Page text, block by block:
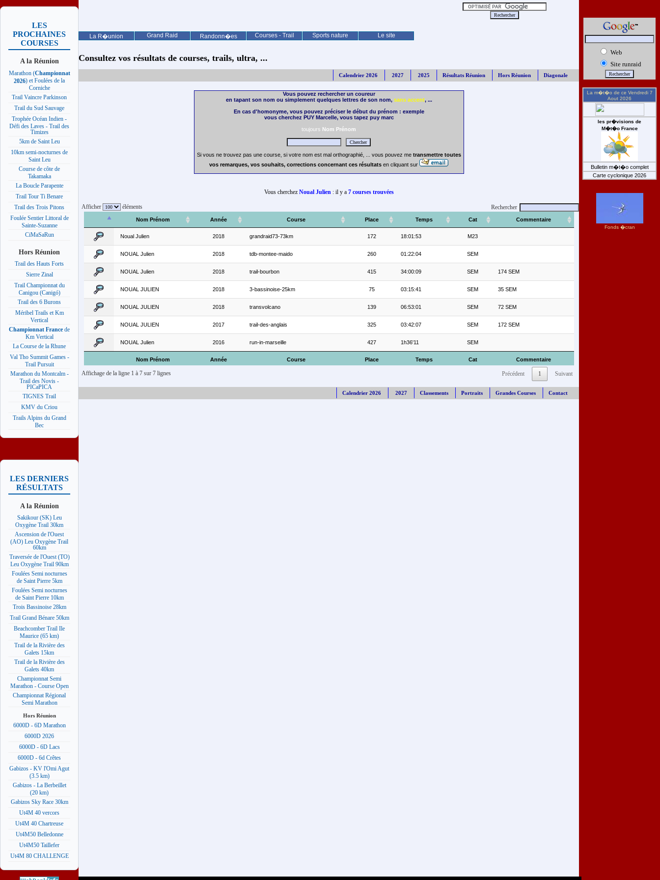
La R�union Grand Raid Randonn�es Courses - Trail Sports nature Le site
LES
PROCHAINES
COURSES
A la Réunion
Marathon (Championnat
2026) et Foulées de la
Corniche
Trail Vaincre Parkinson
Trail du Sud Sauvage
Trophée Océan Indien -
Défi des Laves - Trail des
Timizes
5km de Saint Leu
10km semi-nocturnes de
Saint Leu
Course de côte de
Takamaka
La Boucle Parapente
Trail Tour Ti Benare
Trail des Trois Pitons
Foulée Sentier Littoral de
Sainte-Suzanne
CiMaSaRun
Hors Réunion
Trail des Hauts Forts
Sierre Zinal
Trail Championnat du
Canigou (Canigó)
Trail des 6 Burons
Méribel Trails et Km
Vertical
Championnat France de
Km Vertical
La Course de la Rhune
Val Tho Summit Games -
Trail Pursuit
Marathon du Montcalm -
Trail des Novis -
PICaPICA
TIGNES Trail
KMV du Criou
Trails Alpins du Grand
Bec
LES DERNIERS
RÉSULTATS
A la Réunion
Sakikour (SK) Leu
Oxygène Trail 30km
Ascension de l'Ouest
(AO) Leu Oxygène Trail
60km
Traversée de l'Ouest (TO)
Leu Oxygène Trail 90km
Foulées Semi nocturnes
de Saint Pierre 5km
Foulées Semi nocturnes
de Saint Pierre 10km
Trois Bassinoise 28km
Trail Grand Bénare 50km
Beachcomber Trail Ile
Maurice (65 km)
Trail de la Rivière des
Galets 15km
Trail de la Rivière des
Galets 40km
Championnat Semi
Marathon - Course Open
Championnat Régional
Semi Marathon
Hors Réunion
6000D - 6D Marathon
6000D 2026
6000D - 6D Lacs
6000D - 6d Crêtes
Gabizos - KV l'Omi Agut
(3.5 km)
Gabizos - La Berbeillet
(20 km)
Gabizos Sky Race 30km
Ut4M 40 vercors
Ut4M 40 Chartreuse
Ut4M50 Belledonne
Ut4M50 Taillefer
Ut4M 80 CHALLENGE
Consultez vos résultats de courses, trails, ultra, ...
Calendrier 2026 2027 2025 Résultats Réunion Hors Réunion Diagonale
Vous pouvez rechercher un coureur
en tapant son nom ou simplement quelques lettres de son nom, sans accent, ...
En cas d'homonyme, vous pouvez préciser le début du prénom : exemple
vous cherchez PUY Marcelle, vous tapez puy marc
toujours Nom Prénom
Si vous ne trouvez pas une course, si votre nom est mal orthographié, ... vous pouvez me transmettre toutes
vos remarques, vos souhaits, corrections concernant ces résultats en cliquant sur
Vous cherchez Noual Julien: il y a 7 courses trouvées
Afficher éléments Rechercher
Nom Prénom Année Course Place Temps Cat Commentaire
Nom Prénom Année Course Place Temps Cat Commentaire
Noual Julien 2018 grandraid73-73km 172 18:01:53 M23
NOUAL Julien 2018 tdb-montee-maido 260 01:22:04 SEM
NOUAL Julien 2018 trail-bourbon 415 34:00:09 SEM 174 SEM
NOUAL JULIEN 2018 3-bassinoise-25km 75 03:15:41 SEM 35 SEM
NOUAL JULIEN 2018 transvolcano 139 06:53:01 SEM 72 SEM
NOUAL JULIEN 2017 trail-des-anglais 325 03:42:07 SEM 172 SEM
NOUAL Julien 2016 run-in-marseille 427 1h36'11 SEM
Affichage de la ligne 1 à 7 sur 7 lignes Précédent 1 Suivant
Calendrier 2026 2027 Classements Portraits Grandes Courses Contact
Web
Site runraid
La m�t�o de ce Vendredi 7
Aout 2026
les pr�visions de
M�t�o France
Bulletin m�t�o complet
Carte cyclonique 2026
Fonds �cran